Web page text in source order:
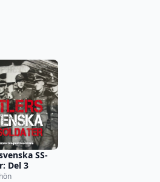
SS-
Del 3